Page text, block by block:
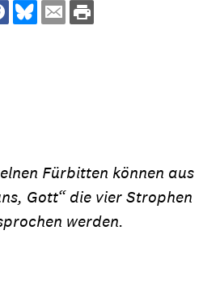
Fürbitten können aus
Gott“ die vier Strophen
werden.